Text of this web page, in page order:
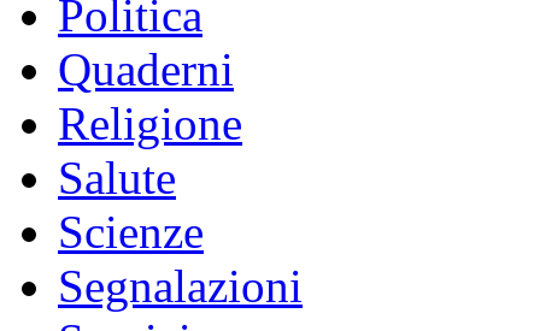
Politica
Quaderni
Religione
Salute
Scienze
Segnalazioni